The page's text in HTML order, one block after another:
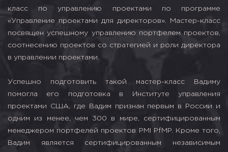
класс по управлению проектами по программе
«Управление проектами для директоров». Мастер-класс
посвящен успешному управлению портфелем проектов,
соотнесению проектов со стратегией и роли директора
в управлении проектами.
Успешно подготовить такой мастер-класс Вадиму
помогла его подготовка в Институте управления
проектами США, где Вадим признан первым в России и
одним из менее, чем 300 в мире, сертифицированным
менеджером портфелей проектов PMI PfMP. Кроме того,
Вадим является сертифицированным независимым